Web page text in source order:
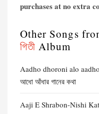
purchases at no extra
Other Songs
গিতী Album
Aadho dhoroni alo
আধো আঁধার গানের কথা
Aaji E Shrabon-Nishi